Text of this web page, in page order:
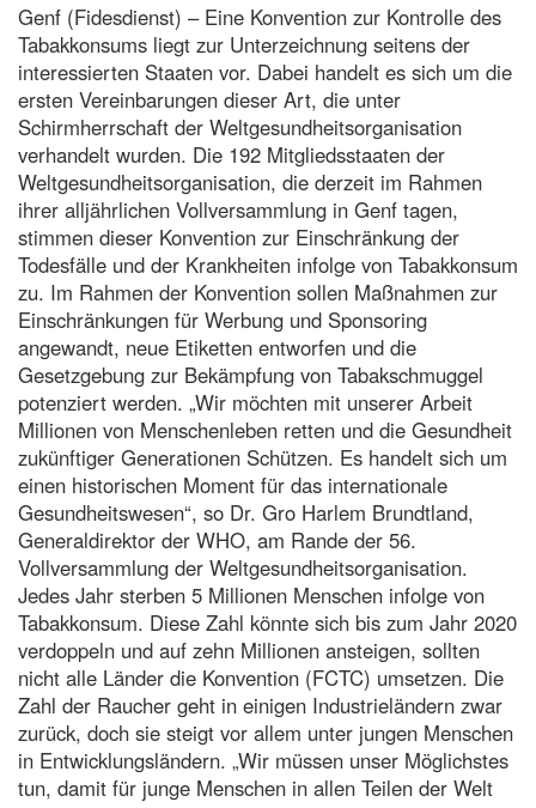
Genf (Fidesdienst) – Eine Konvention zur Kontrolle des
Tabakkonsums liegt zur Unterzeichnung seitens der
interessierten Staaten vor. Dabei handelt es sich um die
ersten Vereinbarungen dieser Art, die unter
Schirmherrschaft der Weltgesundheitsorganisation
verhandelt wurden. Die 192 Mitgliedsstaaten der
Weltgesundheitsorganisation, die derzeit im Rahmen
ihrer alljährlichen Vollversammlung in Genf tagen,
stimmen dieser Konvention zur Einschränkung der
Todesfälle und der Krankheiten infolge von Tabakkonsum
zu. Im Rahmen der Konvention sollen Maßnahmen zur
Einschränkungen für Werbung und Sponsoring
angewandt, neue Etiketten entworfen und die
Gesetzgebung zur Bekämpfung von Tabakschmuggel
potenziert werden. „Wir möchten mit unserer Arbeit
Millionen von Menschenleben retten und die Gesundheit
zukünftiger Generationen Schützen. Es handelt sich um
einen historischen Moment für das internationale
Gesundheitswesen“, so Dr. Gro Harlem Brundtland,
Generaldirektor der WHO, am Rande der 56.
Vollversammlung der Weltgesundheitsorganisation.
Jedes Jahr sterben 5 Millionen Menschen infolge von
Tabakkonsum. Diese Zahl könnte sich bis zum Jahr 2020
verdoppeln und auf zehn Millionen ansteigen, sollten
nicht alle Länder die Konvention (FCTC) umsetzen. Die
Zahl der Raucher geht in einigen Industrieländern zwar
zurück, doch sie steigt vor allem unter jungen Menschen
in Entwicklungsländern. „Wir müssen unser Möglichstes
tun, damit für junge Menschen in allen Teilen der Welt